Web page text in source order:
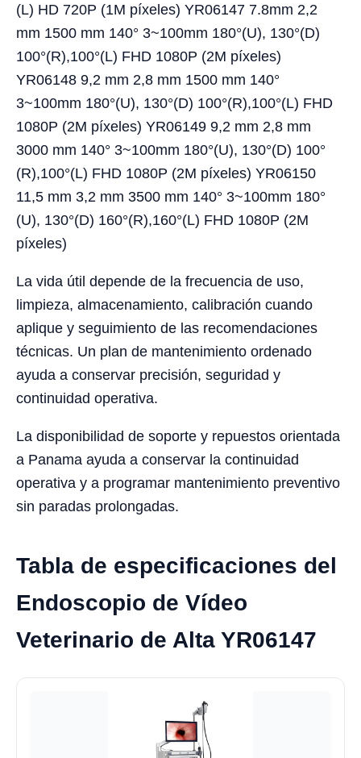
(L) HD 720P (1M píxeles) YR06147 7.8mm 2,2
mm 1500 mm 140° 3~100mm 180°(U), 130°(D)
100°(R),100°(L) FHD 1080P (2M píxeles)
YR06148 9,2 mm 2,8 mm 1500 mm 140°
3~100mm 180°(U), 130°(D) 100°(R),100°(L) FHD
1080P (2M píxeles) YR06149 9,2 mm 2,8 mm
3000 mm 140° 3~100mm 180°(U), 130°(D) 100°
(R),100°(L) FHD 1080P (2M píxeles) YR06150
11,5 mm 3,2 mm 3500 mm 140° 3~100mm 180°
(U), 130°(D) 160°(R),160°(L) FHD 1080P (2M
píxeles)
La vida útil depende de la frecuencia de uso,
limpieza, almacenamiento, calibración cuando
aplique y seguimiento de las recomendaciones
técnicas. Un plan de mantenimiento ordenado
ayuda a conservar precisión, seguridad y
continuidad operativa.
La disponibilidad de soporte y repuestos orientada
a Panama ayuda a conservar la continuidad
operativa y a programar mantenimiento preventivo
sin paradas prolongadas.
Tabla de especificaciones del
Endoscopio de Vídeo
Veterinario de Alta YR06147